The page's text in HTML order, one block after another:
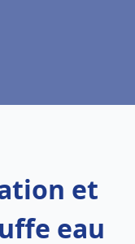
et
eau